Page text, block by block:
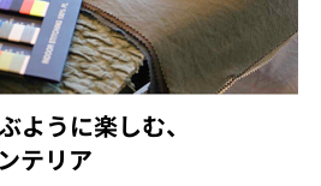
ように楽しむ、
テリア